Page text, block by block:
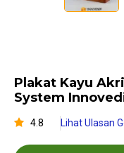
Plakat Kayu
System
4.8 Lihat Ulasan